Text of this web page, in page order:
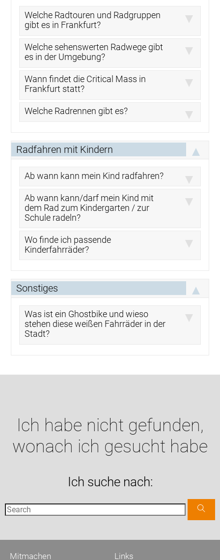
Welche Radtouren und Radgruppen
gibt es in Frankfurt?
Welche sehenswerten Radwege gibt
es in der Umgebung?
Wann findet die Critical Mass in
Frankfurt statt?
Welche Radrennen gibt es?
Radfahren mit Kindern
Ab wann kann mein Kind radfahren?
Ab wann kann/darf mein Kind mit
dem Rad zum Kindergarten / zur
Schule radeln?
Wo finde ich passende
Kinderfahrräder?
Sonstiges
Was ist ein Ghostbike und wieso
stehen diese weißen Fahrräder in der
Stadt?
Ich habe nicht gefunden,
wonach ich gesucht habe
Ich suche nach:
Links
Mitmachen